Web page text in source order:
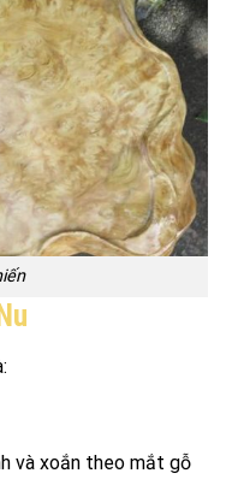
và xoắn theo mắt gỗ